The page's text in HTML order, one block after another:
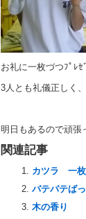
お礼に一枚づつﾌﾟﾚｾﾞ
3人とも礼儀正しく
明日もあるので頑
関連記事
カツラ 一枚
バテバテば
木の香り